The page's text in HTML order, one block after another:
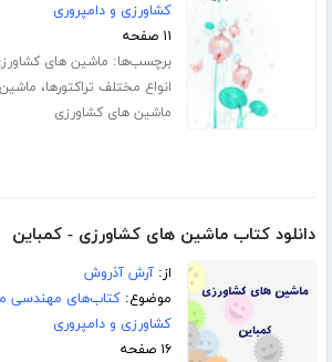
کشاورزی و دامپروری
۱۱ صفحه
برچسب‌ها: ماشین های
انواع مختلف تراکتورها،
ماشین های کشاورزی
دانلود کتاب ماشین های کشاورزی - کمباین
از:آرش آذروش
موضوع:کتاب‌های مهندسی
کشاورزی و دامپروری
۱۶ صفحه